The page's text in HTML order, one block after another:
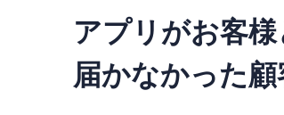
アプリがお客様
届かなかった